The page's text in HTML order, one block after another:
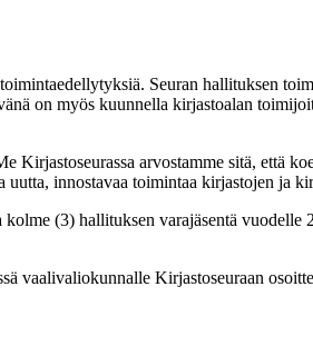
Seuran hallituksen
on myös kuunnella kirjastoalan
Kirjastoseurassa arvostamme sitä, että
uutta, innostavaa toimintaa kirjastojen ja
(3) hallituksen varajäsentä vuodelle
vaalivaliokunnalle Kirjastoseuraan